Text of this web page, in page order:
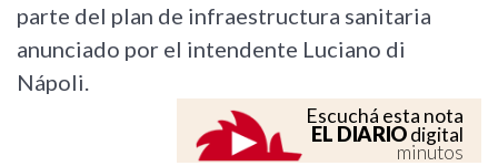
parte del plan de infraestructura sanitaria
anunciado por el intendente Luciano di
Nápoli.
Escuchá esta nota
EL DIARIOdigital
minutos